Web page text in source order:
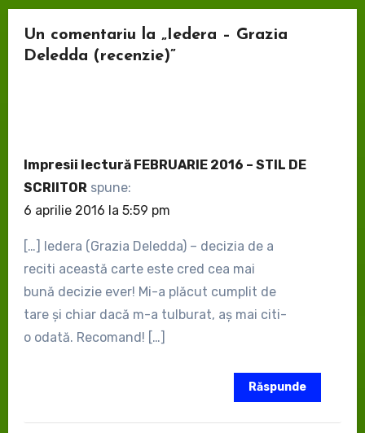
Un comentariu la „Iedera – Grazia
Deledda (recenzie)”
Impresii lectură FEBRUARIE 2016 – STIL DE
SCRIITOR spune:
6 aprilie 2016 la 5:59 pm
[…] Iedera (Grazia Deledda) – decizia de a
reciti această carte este cred cea mai
bună decizie ever! Mi-a plăcut cumplit de
tare și chiar dacă m-a tulburat, aș mai citi-
o odată. Recomand! […]
Răspunde